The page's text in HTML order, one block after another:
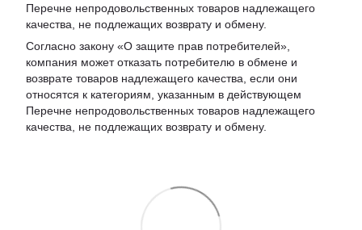
Перечне непродовольственных товаров надлежащего
качества, не подлежащих возврату и обмену.
Согласно закону «О защите прав потребителей»,
компания может отказать потребителю в обмене и
возврате товаров надлежащего качества, если они
относятся к категориям, указанным в действующем
Перечне непродовольственных товаров надлежащего
качества, не подлежащих возврату и обмену.